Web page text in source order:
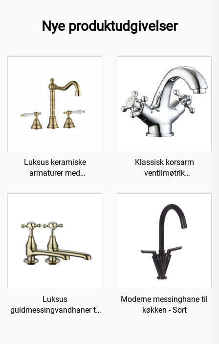
Nye produktudgivelser
Luksus keramiske
armaturer med
Guld
Klassisk korsarm
ventilmøtrik
Krom
Luksus
guldmessingvandhaner til
Moderne messinghane til
køkken - Sort